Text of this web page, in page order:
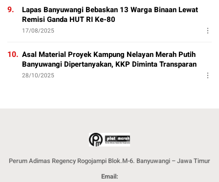
9.
Lapas Banyuwangi Bebaskan 13 Warga Binaan Lewat
Remisi Ganda HUT RI Ke-80
17/08/2025
10. Asal Material Proyek Kampung Nelayan Merah Putih
Banyuwangi Dipertanyakan, KKP Diminta Transparan
28/10/2025
Perum Adimas Regency Rogojampi Blok.M-6. Banyuwangi – Jawa Timur
Email: